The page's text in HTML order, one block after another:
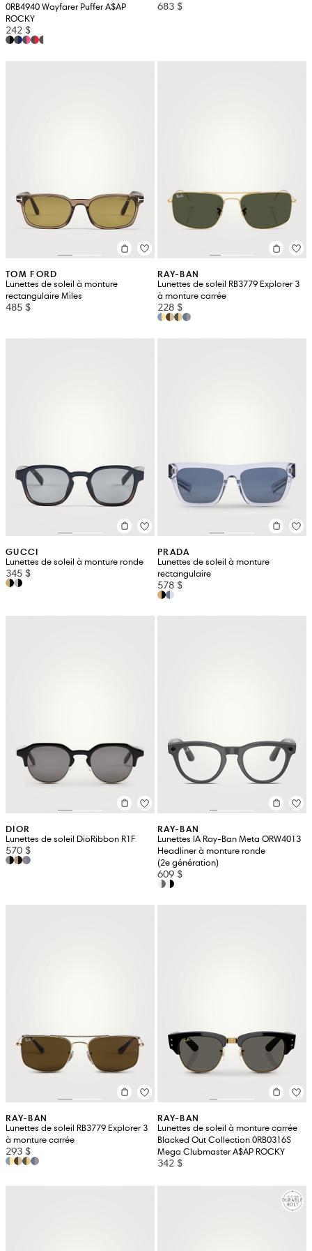
0RB4940 Wayfarer Puffer A$AP
ROCKY
242 $
683 $
TOM FORD
Lunettes de soleil à monture
rectangulaire Miles
485 $
RAY-BAN
Lunettes de soleil RB3779 Explorer 3
à monture carrée
228 $
GUCCI
Lunettes de soleil à monture ronde
345 $
PRADA
Lunettes de soleil à monture
rectangulaire
578 $
DIOR
Lunettes de soleil DioRibbon R1F
570 $
RAY-BAN
Lunettes IA Ray-Ban Meta ORW4013
Headliner à monture ronde
(2e génération)
609 $
RAY-BAN
Lunettes de soleil RB3779 Explorer 3
à monture carrée
293 $
RAY-BAN
Lunettes de soleil à monture carrée
Blacked Out Collection 0RB0316S
Mega Clubmaster A$AP ROCKY
342 $